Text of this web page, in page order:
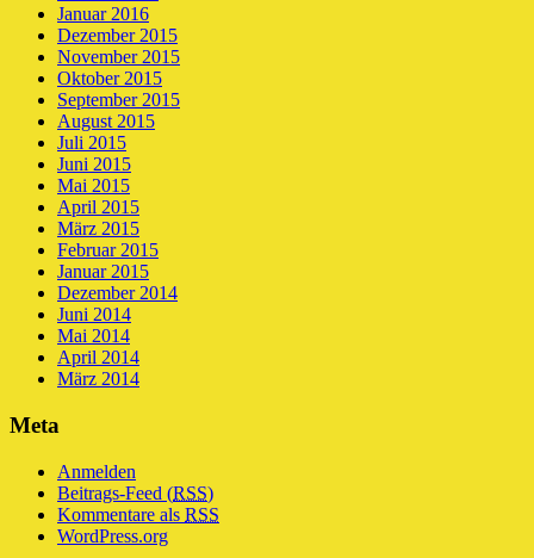
Januar 2016
Dezember 2015
November 2015
Oktober 2015
September 2015
August 2015
Juli 2015
Juni 2015
Mai 2015
April 2015
März 2015
Februar 2015
Januar 2015
Dezember 2014
Juni 2014
Mai 2014
April 2014
März 2014
Meta
Anmelden
Beitrags-Feed (RSS)
Kommentare als RSS
WordPress.org